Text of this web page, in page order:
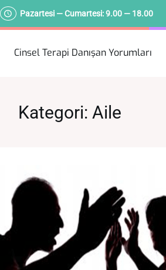
Pazartesi — Cumartesi: 9.00 — 18.00
Cinsel Terapi Danışan Yorumları
Kategori: Aile